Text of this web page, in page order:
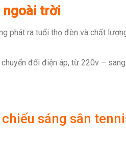
ngoài trời
phát ra tuổi thọ đèn và chất
đổi điện áp, từ 220v –
sáng sân